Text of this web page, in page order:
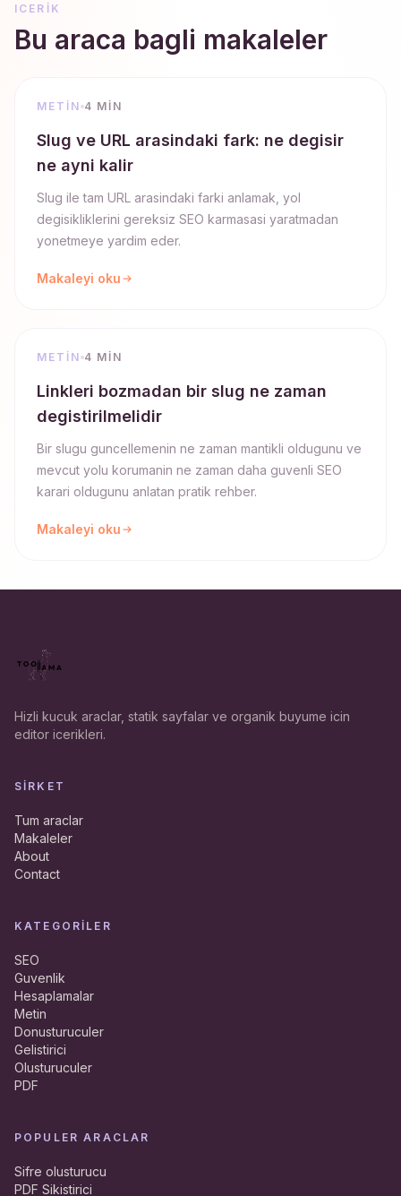
ICERIK
Bu araca bagli makaleler
METIN 4 MIN
Slug ve URL arasindaki fark: ne degisir
ne ayni kalir
Slug ile tam URL arasindaki farki anlamak, yol
degisikliklerini gereksiz SEO karmasasi yaratmadan
yonetmeye yardim eder.
Makaleyi oku
METIN 4 MIN
Linkleri bozmadan bir slug ne zaman
degistirilmelidir
Bir slugu guncellemenin ne zaman mantikli oldugunu ve
mevcut yolu korumanin ne zaman daha guvenli SEO
karari oldugunu anlatan pratik rehber.
Makaleyi oku
Hizli kucuk araclar, statik sayfalar ve organik buyume icin
editor icerikleri.
SIRKET
Tum araclar
Makaleler
About
Contact
KATEGORILER
SEO
Guvenlik
Hesaplamalar
Metin
Donusturuculer
Gelistirici
Olusturuculer
PDF
POPULER ARACLAR
Sifre olusturucu
PDF Sikistirici